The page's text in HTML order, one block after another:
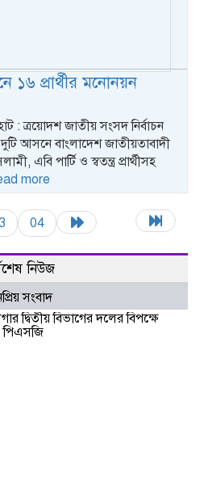
১৬ প্রার্থীর মনোনয়ন
: ত্রয়োদশ জাতীয় সংসদ নির্বাচন
আসনে বাংলাদেশ জাতীয়তাবাদী
এবি পার্টি ও স্বতন্ত্র প্রার্থীসহ
more
04
নিউজ
সংবাদ
দ্বিতীয় বিভাগের দলের বিপক্ষে
পিএসজি